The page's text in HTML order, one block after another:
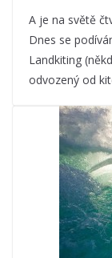
A je na světě
Dnes se
Landkiting
odvozený od